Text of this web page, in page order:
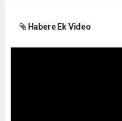
Habere Ek Video